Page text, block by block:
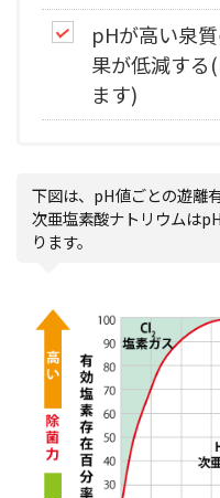
pHが高い泉
果が低減する
ます)
下図は、pH値ごとの遊離
次亜塩素酸ナトリウムは
ります。